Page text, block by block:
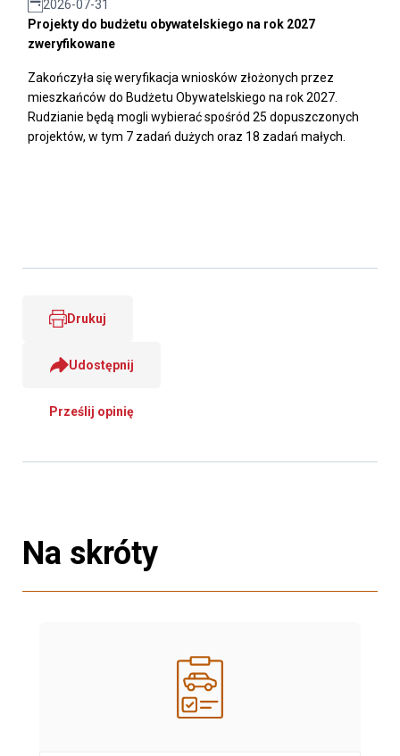
2026-07-31
Projekty do budżetu obywatelskiego na rok 2027
zweryfikowane
Zakończyła się weryfikacja wniosków złożonych przez
mieszkańców do Budżetu Obywatelskiego na rok 2027.
Rudzianie będą mogli wybierać spośród 25 dopuszczonych
projektów, w tym 7 zadań dużych oraz 18 zadań małych.
Drukuj
Udostępnij
Prześlij opinię
Na skróty